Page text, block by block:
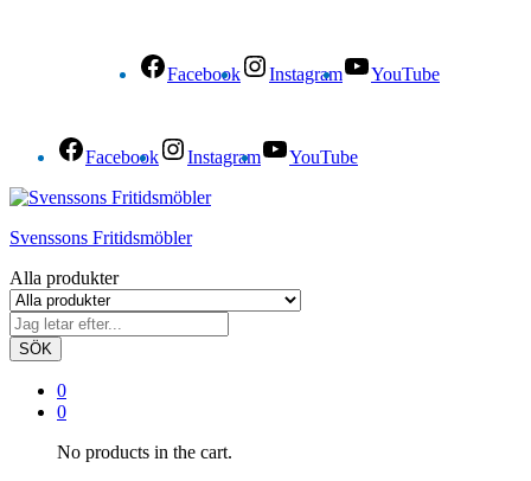
Facebook Instagram YouTube
Facebook Instagram YouTube
Svenssons Fritidsmöbler
Alla produkter
SÖK
0
0
No products in the cart.